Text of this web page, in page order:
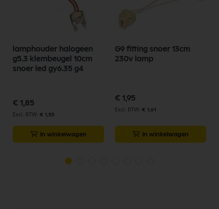
lamphouder halogeen
g5.3 klembeugel 10cm
snoer led gy6.35 g4
€ 1,85
€ 1,53
In winkelwagen
G9 fitting snoer 13cm
230v lamp
€ 1,95
€ 1,61
In winkelwagen